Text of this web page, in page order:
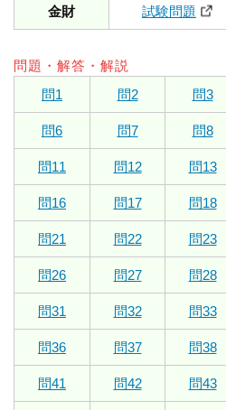
金財 試験問題
問題・解答・解説
問1
問2 問3
問6 問7 問8
問11 問12 問13
問16 問17 問18
問21 問22 問23
問26 問27 問28
問31 問32 問33
問36 問37 問38
問41 問42 問43